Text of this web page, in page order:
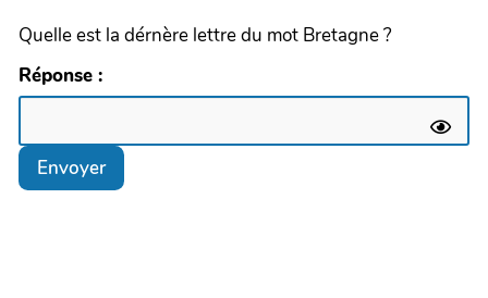
Quelle est la dérnère lettre du mot Bretagne ?
Réponse :
Envoyer